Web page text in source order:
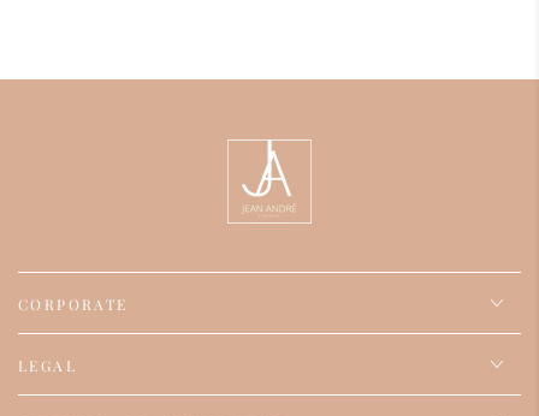
CORPORATE
LEGAL